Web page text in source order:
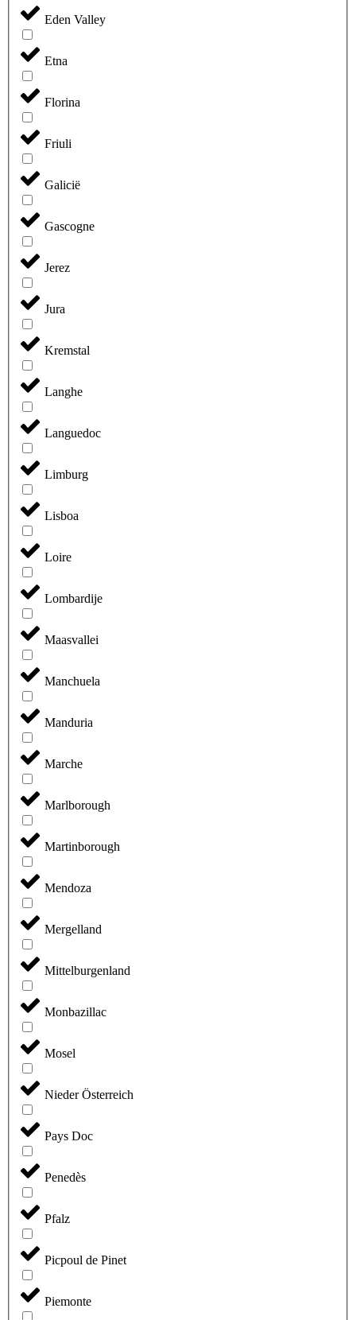
Eden Valley
Etna
Florina
Friuli
Galicië
Gascogne
Jerez
Jura
Kremstal
Langhe
Languedoc
Limburg
Lisboa
Loire
Lombardije
Maasvallei
Manchuela
Manduria
Marche
Marlborough
Martinborough
Mendoza
Mergelland
Mittelburgenland
Monbazillac
Mosel
Nieder Österreich
Pays Doc
Penedès
Pfalz
Picpoul de Pinet
Piemonte